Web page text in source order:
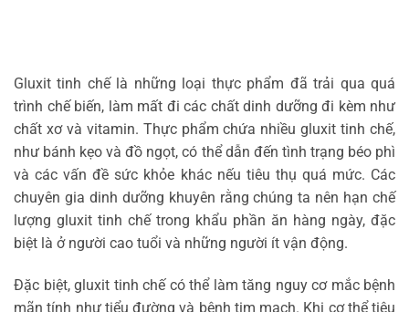
Gluxit tinh chế là những loại thực phẩm đã trải qua quá
trình chế biến, làm mất đi các chất dinh dưỡng đi kèm như
chất xơ và vitamin. Thực phẩm chứa nhiều gluxit tinh chế,
như bánh kẹo và đồ ngọt, có thể dẫn đến tình trạng béo phì
và các vấn đề sức khỏe khác nếu tiêu thụ quá mức. Các
chuyên gia dinh dưỡng khuyên rằng chúng ta nên hạn chế
lượng gluxit tinh chế trong khẩu phần ăn hàng ngày, đặc
biệt là ở người cao tuổi và những người ít vận động.
Đặc biệt, gluxit tinh chế có thể làm tăng nguy cơ mắc bệnh
mãn tính như tiểu đường và bệnh tim mạch. Khi cơ thể tiêu